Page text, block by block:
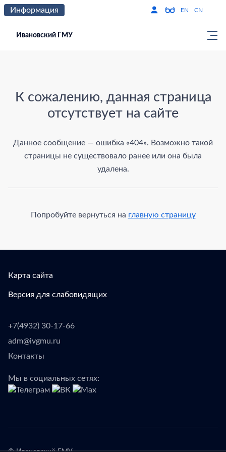
Информация Версия для
EN CN
Ивановский ГМУ
К сожалению, данная страница
отсутствует на сайте
Данное сообщение — ошибка «404». Возможно такой
страницы не существовало ранее или она была
удалена.
Попробуйте вернуться на главную страницу
Карта сайта
Версия для слабовидящих
+7(4932) 30-17-66
adm@ivgmu.ru
Контакты
Мы в социальных сетях: